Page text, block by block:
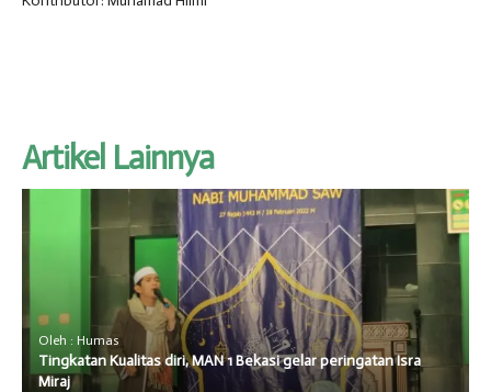
Artikel Lainnya
Oleh : Humas
Tingkatan Kualitas diri, MAN 1 Bekasi gelar peringatan Isra
Miraj